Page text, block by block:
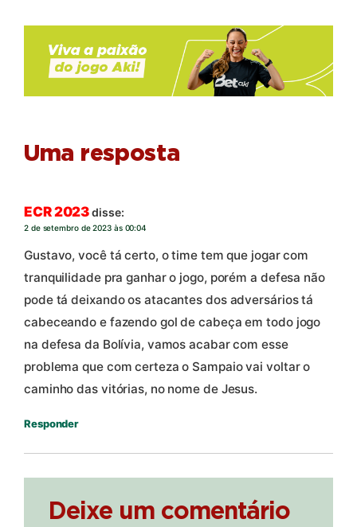
Uma resposta
ECR 2023disse:
2 de setembro de 2023 às 00:04
Gustavo, você tá certo, o time tem que jogar com
tranquilidade pra ganhar o jogo, porém a defesa não
pode tá deixando os atacantes dos adversários tá
cabeceando e fazendo gol de cabeça em todo jogo
na defesa da Bolívia, vamos acabar com esse
problema que com certeza o Sampaio vai voltar o
caminho das vitórias, no nome de Jesus.
Responder
Deixe um comentário